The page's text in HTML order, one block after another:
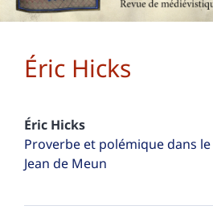
Éric Hicks
Éric Hicks
Proverbe et polémique dans le
Jean de Meun